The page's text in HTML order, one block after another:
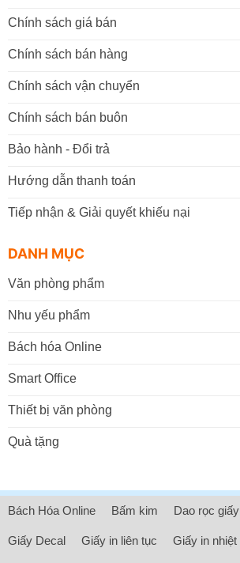
Chính sách giá bán
Chính sách bán hàng
Chính sách vận chuyển
Chính sách bán buôn
Bảo hành - Đổi trả
Hướng dẫn thanh toán
Tiếp nhận & Giải quyết khiếu nại
DANH MỤC
Văn phòng phẩm
Nhu yếu phẩm
Bách hóa Online
Smart Office
Thiết bị văn phòng
Quà tặng
Bách Hóa Online Bấm kim Dao rọc giấy
Giấy Decal Giấy in liên tục Giấy in nhiệt